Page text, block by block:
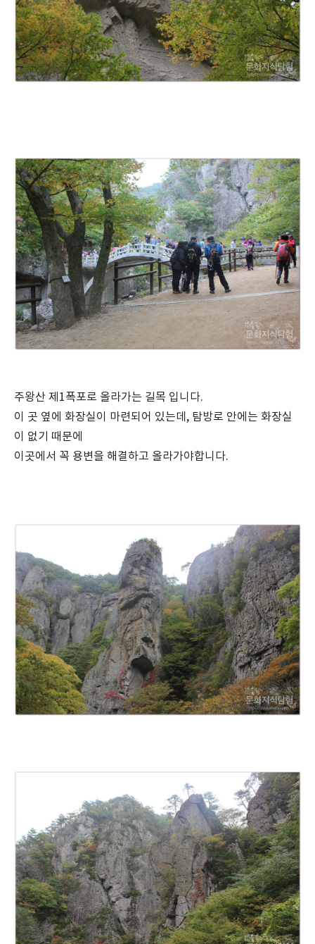
주왕산 제1폭포로 올라가는 길목 입니다.
이 곳 옆에 화장실이 마련되어 있는데, 탐방로 안에는 화장실
이 없기 때문에
이곳에서 꼭 용변을 해결하고 올라가야합니다.